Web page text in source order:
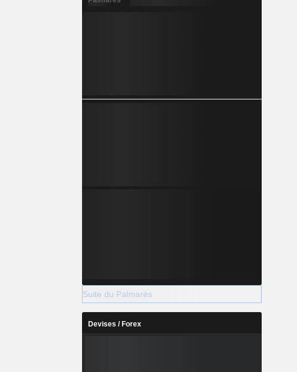
Suite du Palmarès
Devises / Forex